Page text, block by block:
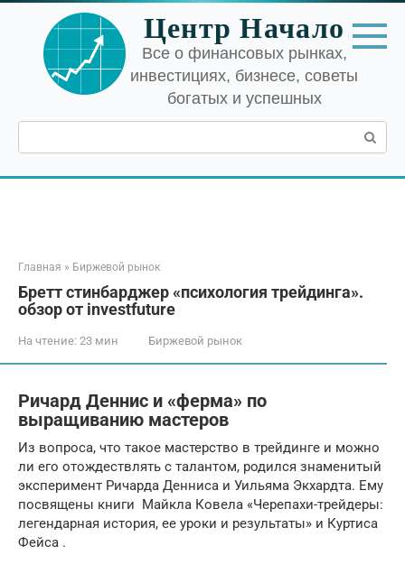
Перейти
контенту
Центр Начало
Все о финансовых рынках,
инвестициях, бизнесе, советы
богатых и успешных
Поиск:
Главная » Биржевой рынок
Бретт стинбарджер «психология трейдинга».
обзор от investfuture
На чтение: 23 мин Биржевой рынок
Ричард Деннис и «ферма» по
выращиванию мастеров
Из вопроса, что такое мастерство в трейдинге и можно
ли его отождествлять с талантом, родился знаменитый
эксперимент Ричарда Денниса и Уильяма Экхардта. Ему
посвящены книги Майкла Ковела «Черепахи-трейдеры:
легендарная история, ее уроки и результаты» и Куртиса
Фейса .